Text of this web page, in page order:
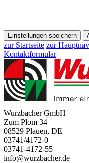
Einstellungen speichern
zur Startseite zur
Kontaktformular
Wurzbacher GmbH
Zum Plom 34
08529 Plauen, DE
03741/4172-0
03741-4172-55
info@wurzbacher.de